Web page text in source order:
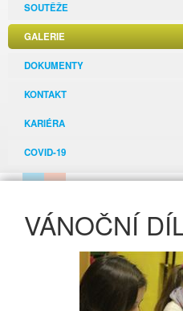
SOUTĚŽE
GALERIE
DOKUMENTY
KONTAKT
KARIÉRA
COVID-19
VÁNOČNÍ